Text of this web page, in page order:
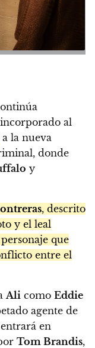
al
a la nueva
donde
y
, descrito
y el leal
que
entre el
Ali como Eddie
agente de
en
Tom Brandis,